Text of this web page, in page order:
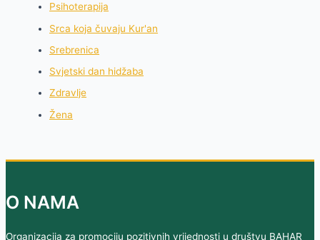
Psihoterapija
Srca koja čuvaju Kur'an
Srebrenica
Svjetski dan hidžaba
Zdravlje
Žena
O NAMA
Organizacija za promociju pozitivnih vrijednosti u društvu BAHAR